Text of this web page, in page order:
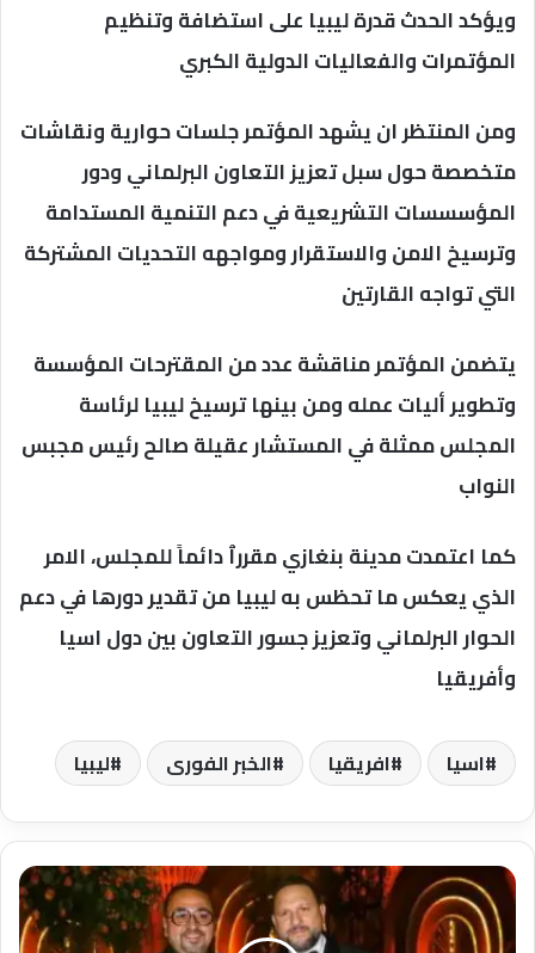
ويؤكد الحدث قدرة ليبيا على استضافة وتنظيم
المؤتمرات والفعاليات الدولية الكبري
ومن المنتظر ان يشهد المؤتمر جلسات حوارية ونقاشات
متخصصة حول سبل تعزيز التعاون البرلماني ودور
المؤسسسات التشريعية في دعم التنمية المستدامة
وترسيخ الامن والاستقرار ومواجهه التحديات المشتركة
التي تواجه القارتين
يتضمن المؤتمر مناقشة عدد من المقترحات المؤسسة
وتطوير أليات عمله ومن بينها ترسيخ ليبيا لرئاسة
المجلس ممثلة في المستشار عقيلة صالح رئيس مجبس
النواب
كما اعتمدت مدينة بنغازي مقررٱ دائماً للمجلس، الامر
الذي يعكس ما تحظس به ليبيا من تقدير دورها في دعم
الحوار البرلماني وتعزيز جسور التعاون بين دول اسيا
وأفريقيا
اسيا افريقيا الخبر الفورى ليبيا
ليلة
استثنائية
بالأهرامات..